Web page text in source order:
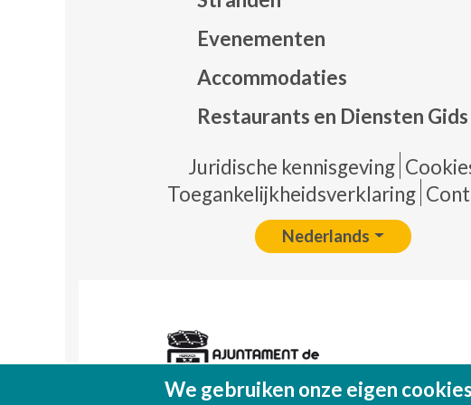
Evenementen
Accommodaties
Restaurants en Diensten Gids
Pie de
Juridische kennisgeving
Toegankelijkheidsverklaring
Nederlands
We gebruiken onze eigen